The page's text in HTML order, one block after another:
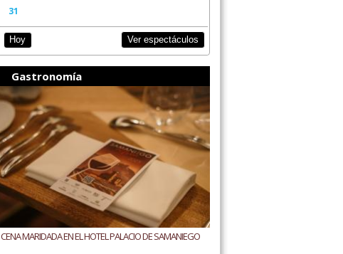
31
Hoy Ver espectáculos
Gastronomía
CENA MARIDADA EN EL HOTEL PALACIO DE SAMANIEGO